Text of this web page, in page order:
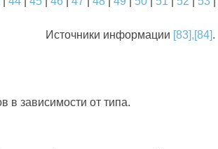
Источники информации [83],[84].
в зависимости от типа.